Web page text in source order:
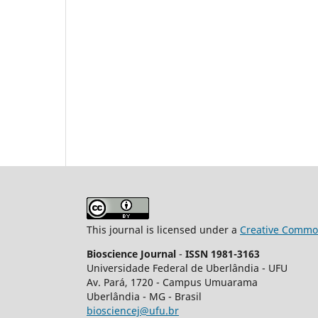
This journal is licensed under a Creative
Bioscience Journal - ISSN 1981-3163
Universidade Federal de Uberlândia - UFU
Av. Pará, 1720 - Campus Umuarama
Uberlândia - MG - Brasil
biosciencej@ufu.br